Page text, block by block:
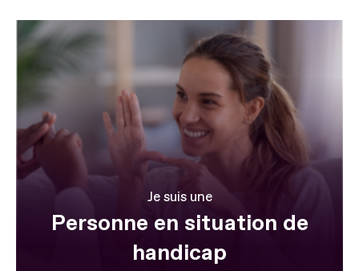
Je suis une
Personne en situation de
handicap